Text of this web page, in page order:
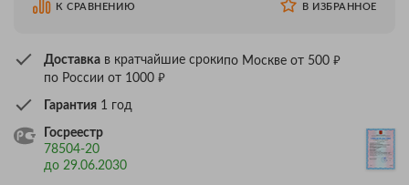
К СРАВНЕНИЮ В ИЗБРАННОЕ
Доставка в кратчайшие срокипо Москве от 500 ₽
по России от 1000 ₽
Гарантия 1 год
Госреестр
78504-20
до 29.06.2030